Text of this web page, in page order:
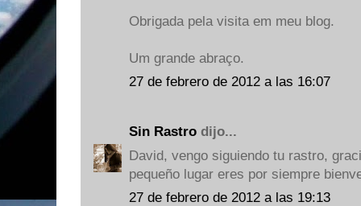
Obrigada pela visita em meu blog.
Um grande abraço.
27 de febrero de 2012 a las 16:07
Sin Rastro dijo...
David, vengo siguiendo tu rastro,
pequeño lugar eres por siempre
27 de febrero de 2012 a las 19:13